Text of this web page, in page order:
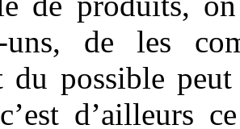
uns, de les
du possible
d’ailleurs